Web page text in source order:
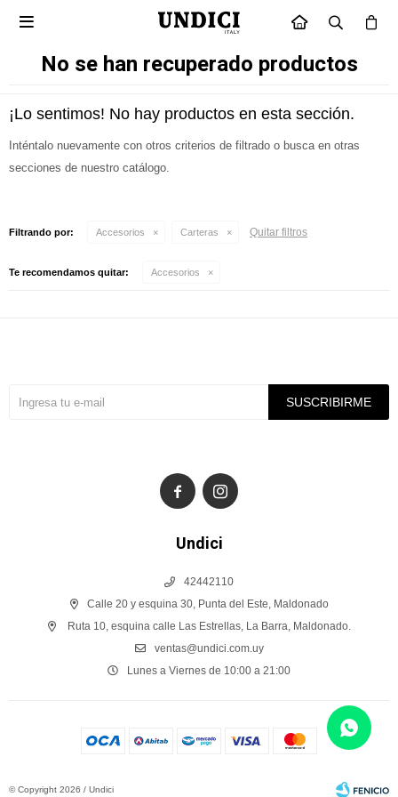
INICIO

No se han recuperado productos
¡Lo sentimos! No hay productos en esta sección.
Inténtalo nuevamente con otros criterios de filtrado o busca en otras
secciones de nuestro catálogo.
Filtrando por: Accesorios Carteras Quitar filtros
Te recomendamos quitar: Accesorios
Undici
42442110
Calle 20 y esquina 30, Punta del Este, Maldonado
Ruta 10, esquina calle Las Estrellas, La Barra, Maldonado.
ventas@undici.com.uy
Lunes a Viernes de 10:00 a 21:00
SUSCRIBIRME
 
© Copyright 2026 / Undici